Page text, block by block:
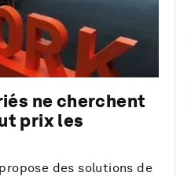
ne cherchent
prix les
des solutions de